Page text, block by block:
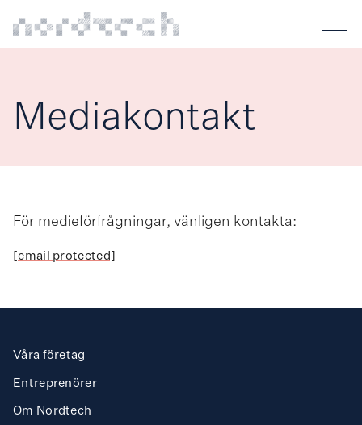
Mediakontakt
För medieförfrågningar, vänligen kontakta:
[email protected]
Våra företag
Entreprenörer
Om Nordtech